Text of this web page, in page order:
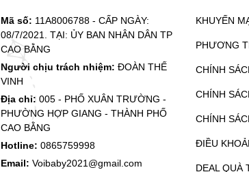
Mã số: 11A8006788 - CẤP NGÀY:
08/7/2021. TẠI: ỦY BAN NHÂN DÂN TP
CAO BẰNG
Người chịu trách nhiệm: ĐOÀN THẾ
VINH
Địa chỉ: 005 - PHỐ XUÂN TRƯỜNG -
PHƯỜNG HỢP GIANG - THÀNH PHỐ
CAO BẰNG
Hotline: 0865759998
Email: Voibaby2021@gmail.com
KHUYẾN
PHƯƠNG
CHÍNH
CHÍNH
CHÍNH
ĐIỀU
DEAL QUÀ